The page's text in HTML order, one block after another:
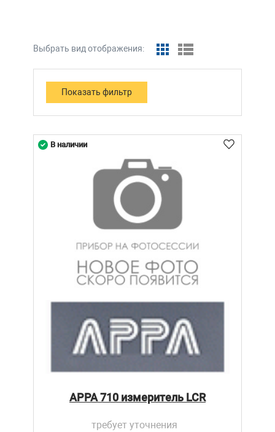
Выбрать вид отображения:
APPA 710 измеритель LCR
требует уточнения
В наличии